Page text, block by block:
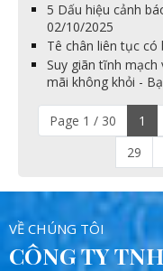
5 Dấu hiệu cảnh
02/10/2025
Tê chân liên tục có
Suy giãn tĩnh
mãi không khỏi -
Page 1 / 30 1
29
VỀ CHÚNG TÔI
CÔNG TY